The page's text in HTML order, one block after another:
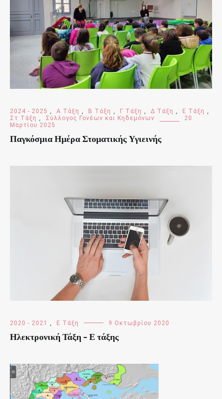
2024 - 2025 , Α Τάξη , Β Τάξη , Γ Τάξη , Δ Τάξη , Ε Τάξη ,
Στ Τάξη , Σύλλογος Γονέων και Κηδεμόνων
20
Μαρτίου 2025
Παγκόσμια Ημέρα Στοματικής Υγιεινής
2020 - 2021 , Ε Τάξη 9 Οκτωβρίου 2020
Ηλεκτρονική Τάξη – Ε τάξης